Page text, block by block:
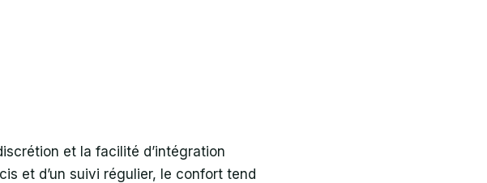
et la facilité d’intégration
et d’un suivi régulier, le confort tend